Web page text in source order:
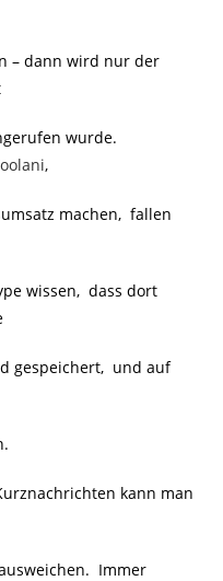
– dann wird nur der
wurde.
,
machen, fallen
wissen, dass dort
gespeichert, und auf
kann man
Immer